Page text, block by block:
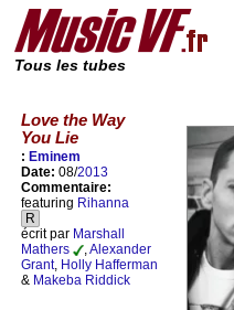
Tous les tubes
Love the Way
You Lie
: Eminem
Date: 08/2013
Commentaire:
featuring Rihanna
R
écrit par Marshall
Mathers
,Alexander
Grant, Holly Hafferman
& Makeba Riddick